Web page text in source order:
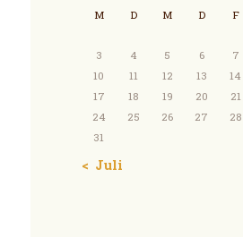
M D M D F
3
4 5 6 7
10
11 12 13 14
17
18 19 20 21
24
25 26 27 28
31
« Juli